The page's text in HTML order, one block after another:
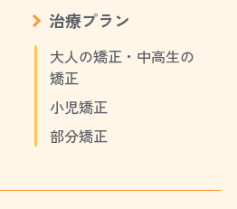
治療プラン
大人の矯正・中高生の
矯正
小児矯正
部分矯正